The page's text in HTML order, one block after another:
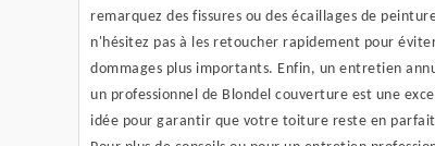
remarquez des fissures ou des écaillages de
n'hésitez pas à les retoucher rapidement pour
dommages plus importants. Enfin, un entretien
un professionnel de Blondel couverture est une
idée pour garantir que votre toiture reste en